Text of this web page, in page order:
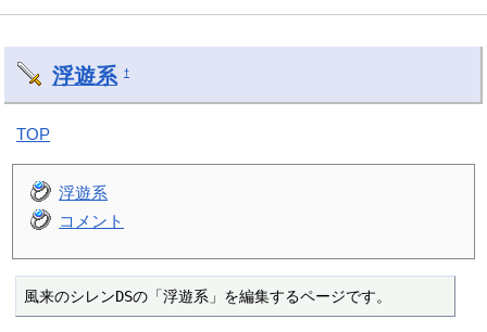
浮遊系 †
TOP
浮遊系
コメント
風来のシレンDSの「浮遊系」を編集するページです。